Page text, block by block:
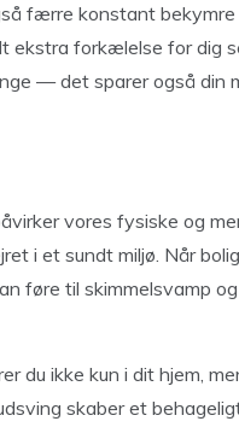
færre konstant bekymre
ekstra forkælelse for dig
— det sparer også din
vores fysiske og
i et sundt miljø. Når
føre til skimmelsvamp
du ikke kun i dit hjem,
skaber et